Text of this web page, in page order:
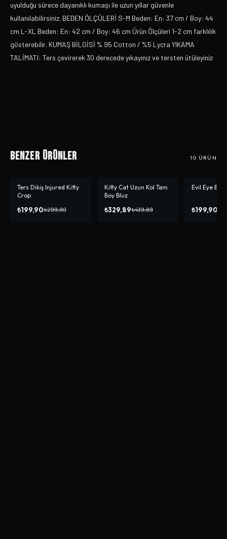
uyulduğu sürece dayanıklı kumaşı ile uzun yıllar güvenle
kullanılabilirsiniz. BEDEN ÖLÇÜLERİ S-M Beden: En: 37 cm / Boy: 44
cm L-XL Beden: En: 42 cm / Boy: 46 cm Ürün Ölçüleri 1-2 cm farklılık
gösterebilir. KUMAŞ BİLGİSİ % 95 Cotton / %5 Lycra YIKAMA
TALİMATI: Ters çevirerek 30 derecede yıkayınız ve tersten ütüleyiniz
Benzer Ürünler 10 ÜRÜN
-%33
Ters Dikiş Injured Kitty
Crop
₺199,90₺299,90
-%25
Kitty Cat Uzun Kol Tam
Boy Bluz
₺329,89₺439,89
-% 50
Evil Eye
₺199,90